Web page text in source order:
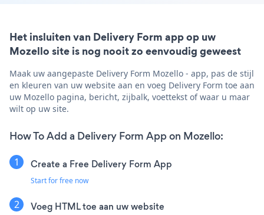
Het insluiten van Delivery Form app op uw
Mozello site is nog nooit zo eenvoudig geweest
Maak uw aangepaste Delivery Form Mozello - app, pas de stijl
en kleuren van uw website aan en voeg Delivery Form toe aan
uw Mozello pagina, bericht, zijbalk, voettekst of waar u maar
wilt op uw site.
How To Add a Delivery Form App on Mozello:
Create a Free Delivery Form App
Start for free now
Voeg HTML toe aan uw website